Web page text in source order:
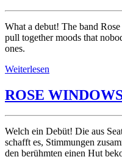
What a debut! The band
pull together moods that
ones.
Weiterlesen
ROSE
Welch ein Debüt! Die aus
schafft es, Stimmungen
den berühmten einen Hut